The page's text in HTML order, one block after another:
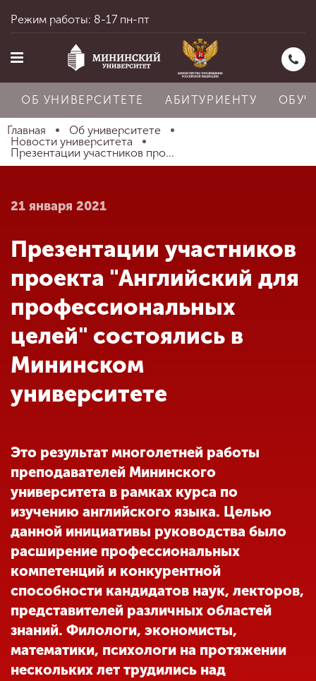
Главная
Абитуриенту
Обучение
Наука
Другие виды
деятельности
Студенческая жизнь
Сведения об
образовательной
организации
ENG SPN CHI
Режим работы: 8-17 пн-пт
ОБ УНИВЕРСИТЕТЕ АБИТУРИЕНТУ
Главная
Об университете
Новости университета
Презентации участников про...
21 января 2021
Презентации участников
проекта "Английский для
профессиональных
целей" состоялись в
Мининском
университете
Это результат многолетней работы
преподавателей Мининского
университета в рамках курса по
изучению английского языка. Целью
данной инициативы руководства было
расширение профессиональных
компетенций и конкурентной
способности кандидатов наук, лекторов,
представителей различных областей
знаний. Филологи, экономисты,
математики, психологи на протяжении
нескольких лет трудились над